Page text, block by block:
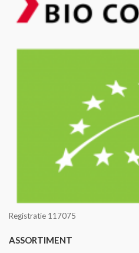
Registratie 117075
ASSORTIMENT